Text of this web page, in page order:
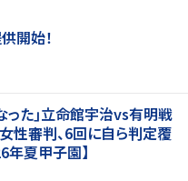
開始！
った｣立命館宇治vs有明戦
性審判、6回に自ら判定覆
年夏甲子園】